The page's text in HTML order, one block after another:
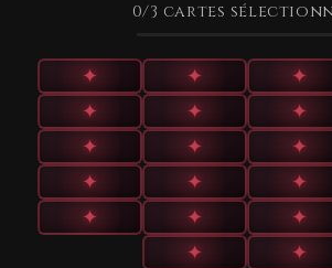
0/3 cartes
✦ ✦ ✦
✦
✦ ✦
✦
✦ ✦
✦
✦ ✦
✦
✦ ✦
✦
✦